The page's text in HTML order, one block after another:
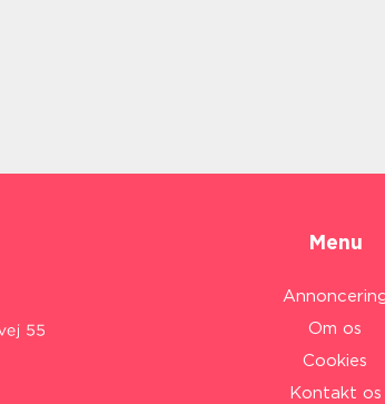
Menu
Om os
Cookies
Kontakt os